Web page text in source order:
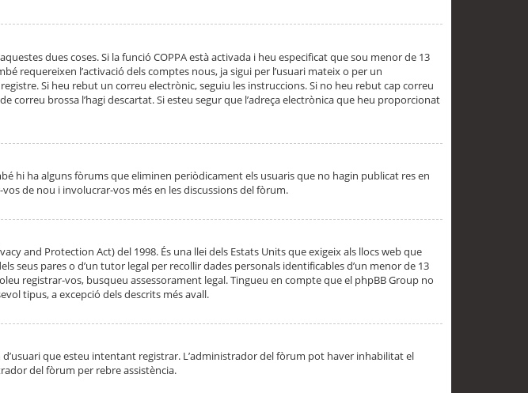
dues coses. Si la funció COPPA està activada i heu especificat que sou menor de 13
requereixen l’activació dels comptes nous, ja sigui per l’usuari mateix o per un
Si heu rebut un correu electrònic, seguiu les instruccions. Si no heu rebut cap correu
brossa l’hagi descartat. Si esteu segur que l’adreça electrònica que heu proporcionat
hi ha alguns fòrums que eliminen periòdicament els usuaris que no hagin publicat res en
de nou i involucrar-vos més en les discussions del fòrum.
and Protection Act) del 1998. És una llei dels Estats Units que exigeix als llocs web que
pares o d’un tutor legal per recollir dades personals identificables d’un menor de 13
registrar-vos, busqueu assessorament legal. Tingueu en compte que el phpBB Group no
tipus, a excepció dels descrits més avall.
que esteu intentant registrar. L’administrador del fòrum pot haver inhabilitat el
del fòrum per rebre assistència.